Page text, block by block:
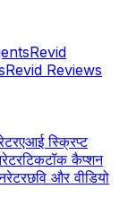
Revid
Revid Reviews
एआई स्क्रिप्ट
टिकटॉक कैप्शन
छवि और वीडियो